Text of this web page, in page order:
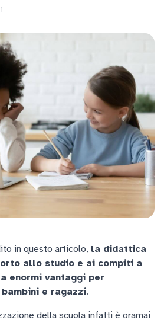
in questo articolo, la didattica
allo studio e ai compiti a
enormi vantaggi per
e ragazzi.
della scuola infatti è oramai